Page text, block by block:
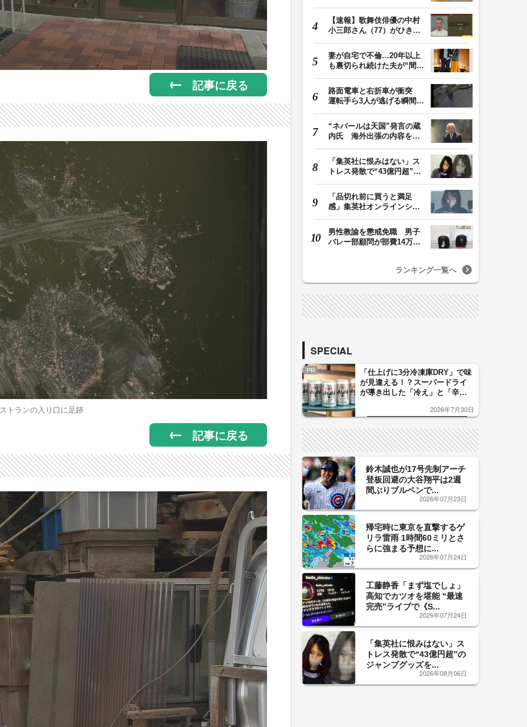
記事に戻る
トランの入り口に足跡
記事に戻る
【速報】歌舞伎俳優の中村
小三郎さん（77）がひき逃
妻が自宅で不倫…20年以上
も裏切られ続けた夫が“間
路面電車と右折車が衝突
運転手ら3人が逃げる瞬間
“ネパールは天国”発言の蔵
内氏 海外出張の内容を説
「集英社に恨みはない」ス
トレス発散で“43億円超”の
「品切れ前に買うと満足
感」集英社オンラインショ
男性教諭を懲戒免職 男子
バレー部顧問が部費14万円
ランキング一覧へ
SPECIAL
PR
「仕上げに3分冷凍庫DRY」で味
が見違える！？スーパードライ
が導き出した「冷え」と「辛
した「辛口カーブ」が飲み頃の
2026年7月30日
鈴木誠也が17号先制アーチ
登板回避の大谷翔平は2週
間ぶりブルペンで...
2026年07月23日
帰宅時に東京を直撃するゲ
リラ雷雨 1時間60ミリとさ
らに強まる予想に...
2026年07月24日
工藤静香「まず塩でしょ」
高知でカツオを堪能 “最速
完売”ライブで《S...
2026年07月24日
「集英社に恨みはない」ス
トレス発散で“43億円超”の
ジャンプグッズを...
2026年08月06日